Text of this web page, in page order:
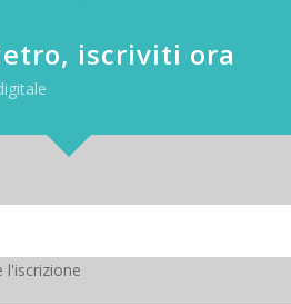
di innovazione, mondo
lavorato per 11 anni al Gruppo
iscriviti ora
l'iscrizione